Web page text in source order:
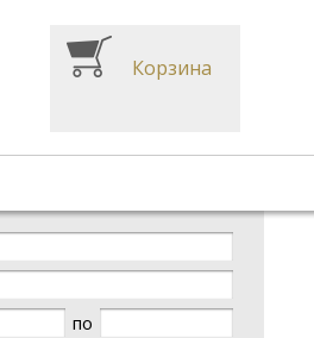
Корзина
по